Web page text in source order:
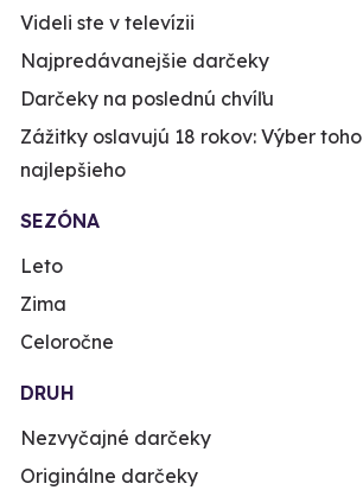
Videli ste v televízii
Najpredávanejšie darčeky
Darčeky na poslednú chvíľu
Zážitky oslavujú 18 rokov: Výber toho
najlepšieho
SEZÓNA
Leto
Zima
Celoročne
DRUH
Nezvyčajné darčeky
Originálne darčeky